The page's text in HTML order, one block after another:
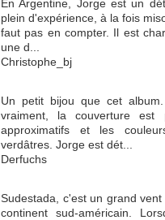
En Argentine, Jorge est un
plein d'expérience, à la fois
faut pas en compter. Il est
une d...
Christophe_bj
Un petit bijou que cet
vraiment, la couverture est
approximatifs et les
verdâtres. Jorge est dét...
Derfuchs
Sudestada, c'est un grand
continent sud-américain.